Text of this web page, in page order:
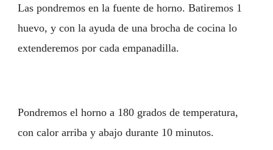
Las pondremos en la fuente de horno. Batiremos 1
huevo, y con la ayuda de una brocha de cocina lo
extenderemos por cada empanadilla.
Pondremos el horno a 180 grados de temperatura,
con calor arriba y abajo durante 10 minutos.